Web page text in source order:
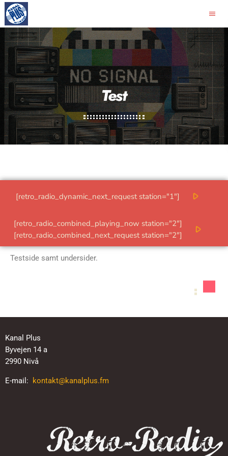
menu
close
pause RETRO-RADIO MILLENNIUM
play_arrow ROCKKANALEN
play_arrow RETRO-RADIO
KANALER OG FREKVENSER
STØT FORENINGEN
TEST
ØNSK EN SANG – RETRO-RADIO
Test
[retro_radio_dynamic_next_request station="1"] play_arrow
[retro_radio_combined_playing_now station="2"]
[retro_radio_combined_next_request station="2"]
play_arrow
Testside samt undersider.
Kanal Plus
Byvejen 14 a
2990 Nivå
E-mail: kontakt@kanalplus.fm